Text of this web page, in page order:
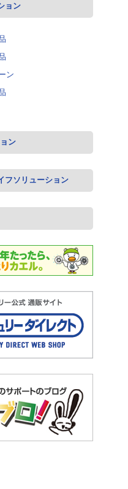
ョン
ン
ン
フソリューション